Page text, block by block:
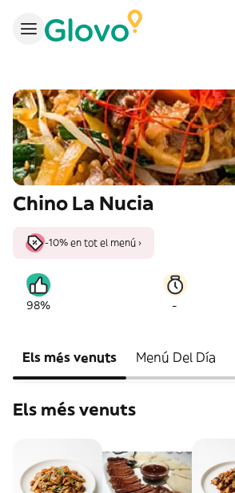
Chino La Nucia
-10% en tot el menú ›
98% -
Els més venuts Menú Del Día
Els més venuts